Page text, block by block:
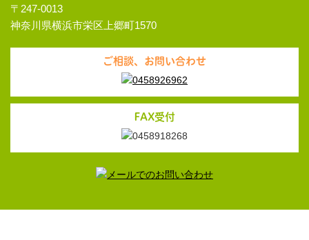
〒247-0013
神奈川県横浜市栄区上郷町1570
ご相談、お問い合わせ
FAX受付